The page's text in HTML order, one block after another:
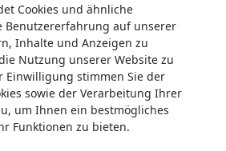
Cookies und ähnliche
Benutzererfahrung auf unserer
Inhalte und Anzeigen zu
Nutzung unserer Website zu
Einwilligung stimmen Sie der
sowie der Verarbeitung Ihrer
um Ihnen ein bestmögliches
Funktionen zu bieten.
Sandfilteranlage & Pool-
bis 468,99€)